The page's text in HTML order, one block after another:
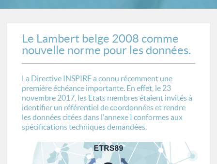
Le Lambert belge 2008 comme
nouvelle norme pour les données.
La Directive INSPIRE a connu récemment une
première échéance importante. En effet, le 23
novembre 2017, les Etats membres étaient invités à
identifier un référentiel de coordonnées et rendre
les données citées dans l'annexe I conformes aux
spécifications techniques demandées.